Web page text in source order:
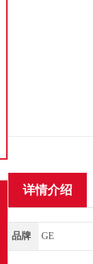
详情介绍
品牌 GE